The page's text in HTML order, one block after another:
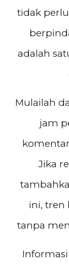
tidak
adalah
Mulailah
jam
Jika
ini, tren
tanpa